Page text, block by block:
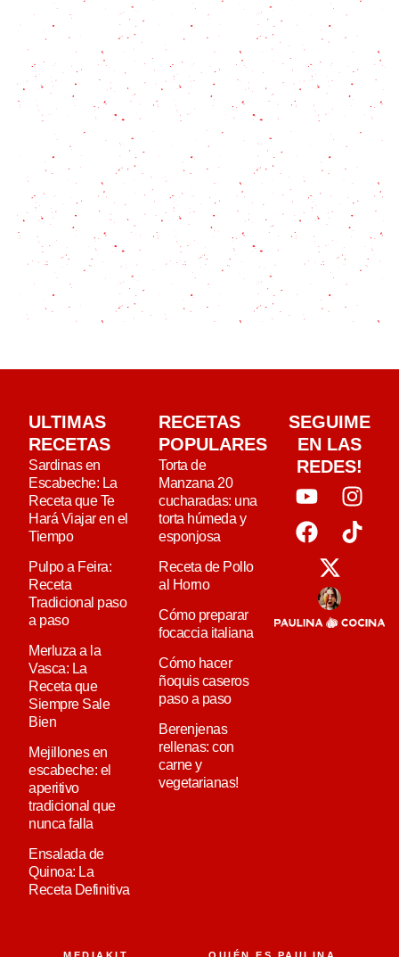
Cómo es la receta de Pierna de Cerdo
ULTIMAS
RECETAS
Sardinas en
Escabeche: La
Receta que Te
Hará Viajar en el
Tiempo
Pulpo a Feira:
Receta
Tradicional paso
a paso
Merluza a la
Vasca: La
Receta que
Siempre Sale
Bien
Mejillones en
escabeche: el
aperitivo
tradicional que
nunca falla
Ensalada de
Quinoa: La
Receta Definitiva
RECETAS
POPULARES
Torta de
Manzana 20
cucharadas: una
torta húmeda y
esponjosa
Receta de Pollo
al Horno
Cómo preparar
focaccia italiana
Cómo hacer
ñoquis caseros
paso a paso
Berenjenas
rellenas: con
carne y
vegetarianas!
SEGUIME
EN LAS
REDES!